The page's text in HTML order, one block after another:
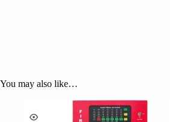
You may also like…